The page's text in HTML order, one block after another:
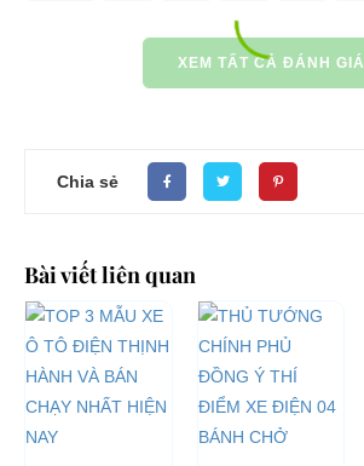
XEM TẤT CẢ ĐÁNH GIÁ
Chia sẻ
Bài viết liên quan